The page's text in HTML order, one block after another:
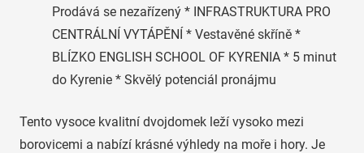
Prodává se nezařízený * INFRASTRUKTURA PRO
CENTRÁLNÍ VYTÁPĚNÍ * Vestavěné skříně *
BLÍZKO ENGLISH SCHOOL OF KYRENIA * 5 minut
do Kyrenie * Skvělý potenciál pronájmu
Tento vysoce kvalitní dvojdomek leží vysoko mezi
borovicemi a nabízí krásné výhledy na moře i hory. Je